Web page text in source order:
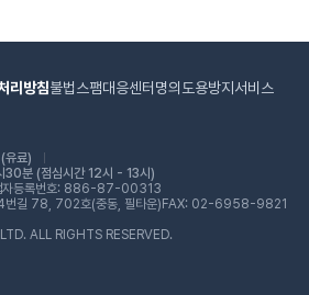
리방침불법스팸대응센터 명의도용방지서비스
(유료)
분 (점심시간 12시 - 13시)
자등록번호: 886-87-00313
번길 78, 702호(중동, 필타운) FAX: 02-6958-9821
ALL RIGHTS RESERVED.